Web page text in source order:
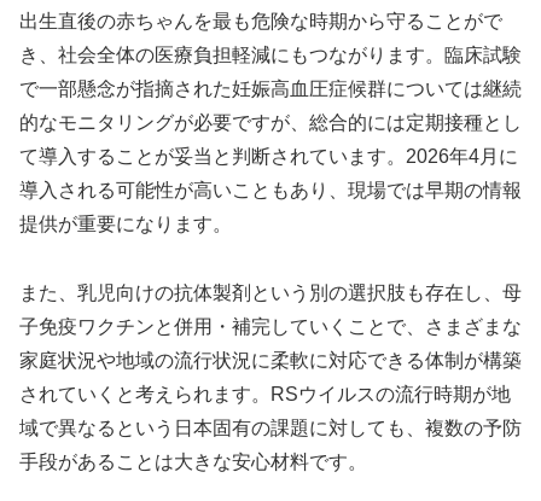
出生直後の赤ちゃんを最も危険な時期から守ることがで
き、社会全体の医療負担軽減にもつながります。臨床試験
で一部懸念が指摘された妊娠高血圧症候群については継続
的なモニタリングが必要ですが、総合的には定期接種とし
て導入することが妥当と判断されています。2026年4月に
導入される可能性が高いこともあり、現場では早期の情報
提供が重要になります。
また、乳児向けの抗体製剤という別の選択肢も存在し、母
子免疫ワクチンと併用・補完していくことで、さまざまな
家庭状況や地域の流行状況に柔軟に対応できる体制が構築
されていくと考えられます。RSウイルスの流行時期が地
域で異なるという日本固有の課題に対しても、複数の予防
手段があることは大きな安心材料です。